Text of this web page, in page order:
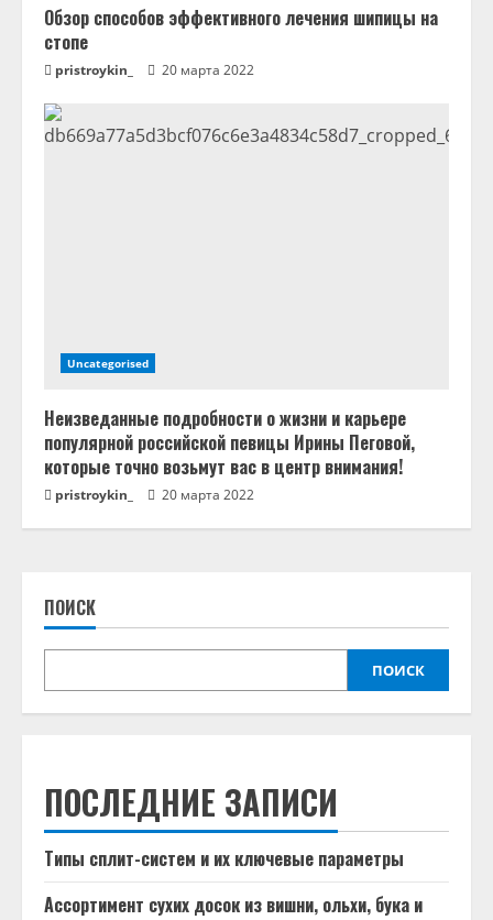
Обзор способов эффективного лечения шипицы на
стопе
pristroykin_ 20 марта 2022
Uncategorised
Неизведанные подробности о жизни и карьере
популярной российской певицы Ирины Пеговой,
которые точно возьмут вас в центр внимания!
pristroykin_ 20 марта 2022
ПОИСК
ПОИСК
ПОСЛЕДНИЕ ЗАПИСИ
Типы сплит-систем и их ключевые параметры
Ассортимент сухих досок из вишни, ольхи, бука и